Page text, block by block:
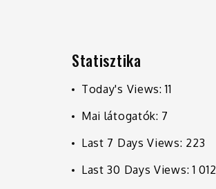
Statisztika
Today's Views:11
Mai látogatók: 7
Last 7 Days Views: 223
Last 30 Days Views:1 012